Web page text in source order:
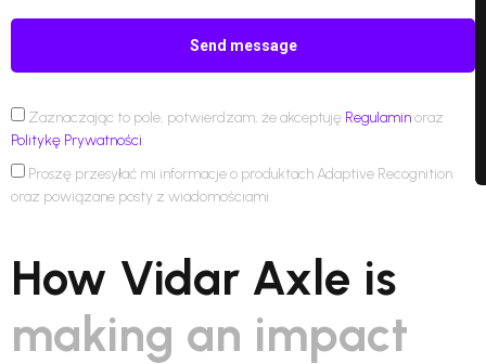
Zaznaczając to pole, potwierdzam, że akceptuję Regulaminoraz
Politykę Prywatności
Proszę przesyłać mi informacje o produktach Adaptive Recognition
oraz powiązane posty z wiadomościami.
Send message
How Vidar Axle is
making an impact